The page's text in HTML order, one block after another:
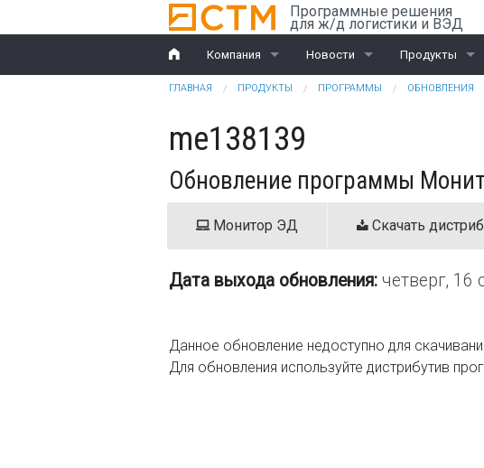
Перейти к основному содержанию Программные решения
для ж/д логистики и ВЭД
Компания
История
Награды
Партнеры
Клиенты
Документы
Новости
Компания
ВЭД
Продукты
Rail-Офис
ЭД и ПИ
Вы здесь
ГЛАВНАЯ ПРОДУКТЫ ПРОГРАММЫ ОБНОВЛЕНИЯ
me138139
Обновление программы
Монитор ЭД Скачать
Дата выхода обновления: четверг, 16
Данное обновление недоступно для
Для обновления используйте дистрибутив